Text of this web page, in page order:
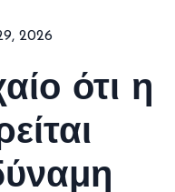
2026
ότι η